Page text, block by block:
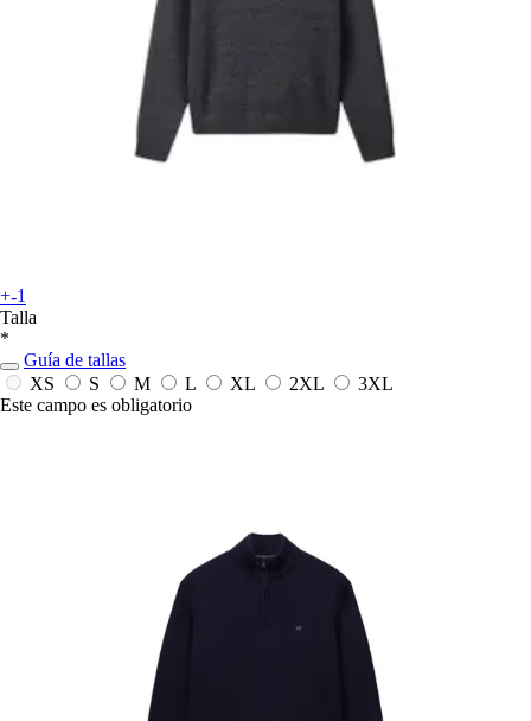
+-1
Talla
*
Guía de tallas
XS
S M L XL 2XL
3XL
Este campo es obligatorio